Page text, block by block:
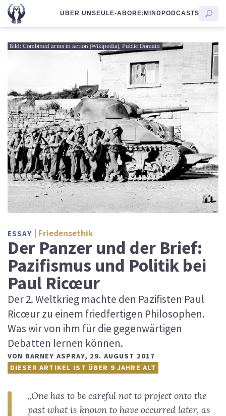
ÜBER UNSEULE-ABORE:MINDPODCASTS
Bild: Combined arms in action (Wikipedia), Public Domain
ESSAY Friedensethik
Der Panzer und der Brief:
Pazifismus und Politik bei
Paul Ricœur
Der 2. Weltkrieg machte den Pazifisten Paul
Ricœur zu einem friedfertigen Philosophen.
Was wir von ihm für die gegenwärtigen
Debatten lernen können.
VON BARNEY ASPRAY, 29. AUGUST 2017
DIESER ARTIKEL IST ÜBER 9 JAHRE ALT
„One has to be careful not to project onto the
past what is known to have occurred later, as